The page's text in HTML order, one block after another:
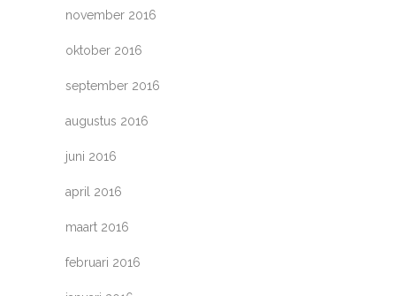
november 2016
oktober 2016
september 2016
augustus 2016
juni 2016
april 2016
maart 2016
februari 2016